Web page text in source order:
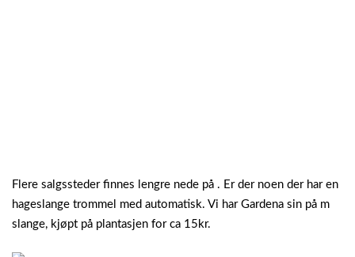
Flere salgssteder finnes lengre nede på . Er der noen der har en
hageslange trommel med automatisk. Vi har Gardena sin på m
slange, kjøpt på plantasjen for ca 15kr.